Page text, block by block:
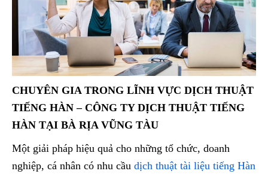
CHUYÊN GIA TRONG LĨNH VỰC DỊCH THUẬT
TIẾNG HÀN – CÔNG TY DỊCH THUẬT TIẾNG
HÀN TẠI BÀ RỊA VŨNG TÀU
Một giải pháp hiệu quả cho những tổ chức, doanh
nghiệp, cá nhân có nhu cầu dịch thuật tài liệu tiếng Hàn